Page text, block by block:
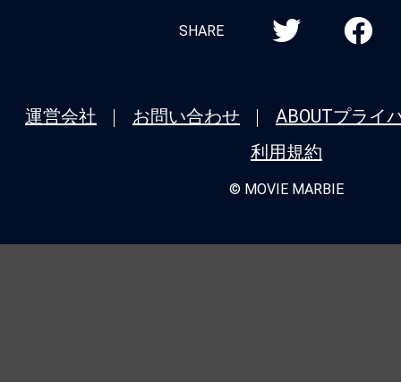
SHARE
運営会社 お問い合わせ ABOUTプライ
利用規約
© MOVIE MARBIE